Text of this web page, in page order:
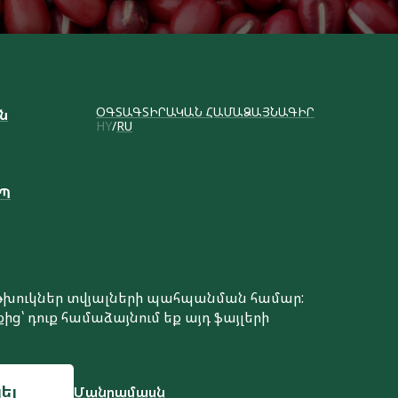
ՕԳՏԱԳՏԻՐԱԿԱՆ ՀԱՄԱՁԱՅՆԱԳԻՐ
HY RU
տվյալների պահպանման համար:
դուք համաձայնում եք այդ ֆայլերի
Մանրամասն